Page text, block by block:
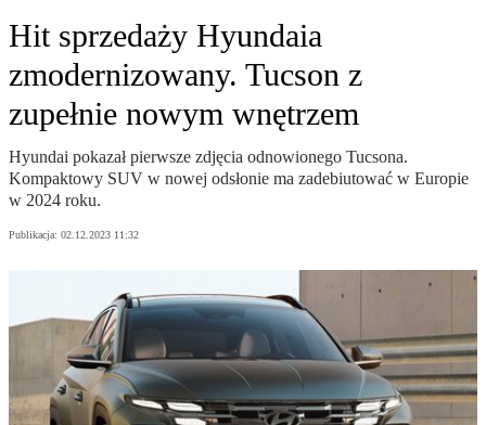
Hit sprzedaży Hyundaia
zmodernizowany. Tucson z
zupełnie nowym wnętrzem
Hyundai pokazał pierwsze zdjęcia odnowionego Tucsona.
Kompaktowy SUV w nowej odsłonie ma zadebiutować w Europie
w 2024 roku.
Publikacja: 02.12.2023 11:32